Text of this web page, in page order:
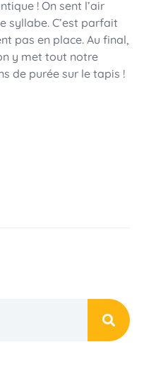
! On sent l’air
syllabe. C’est parfait
pas en place. Au final,
y met tout notre
de purée sur le tapis !